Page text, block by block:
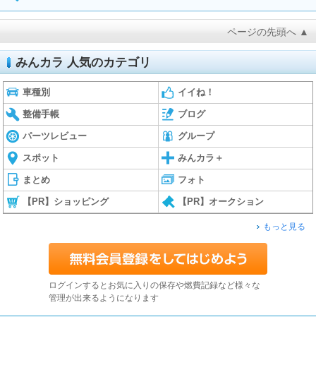
ページの先頭へ ▲
みんカラ 人気のカテゴリ
車種別 イイね！
整備手帳 ブログ
パーツレビュー グループ
スポット みんカラ＋
まとめ フォト
【PR】ショッピング 【PR】オークション
もっと見る
ログインするとお気に入りの保存や燃費記録など様々な
管理が出来るようになります